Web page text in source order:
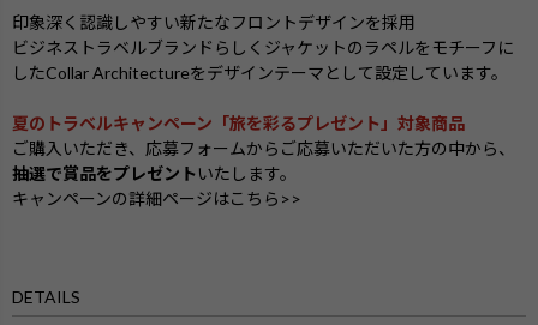
印象深く認識しやすい新たなフロントデザインを採用
ビジネストラベルブランドらしくジャケットのラペルをモチーフに
したCollar Architectureをデザインテーマとして設定しています。
夏のトラベルキャンペーン「旅を彩るプレゼント」対象商品
ご購入いただき、応募フォームからご応募いただいた方の中から、
抽選で賞品をプレゼントいたします。
キャンペーンの詳細ページはこちら>>
DETAILS